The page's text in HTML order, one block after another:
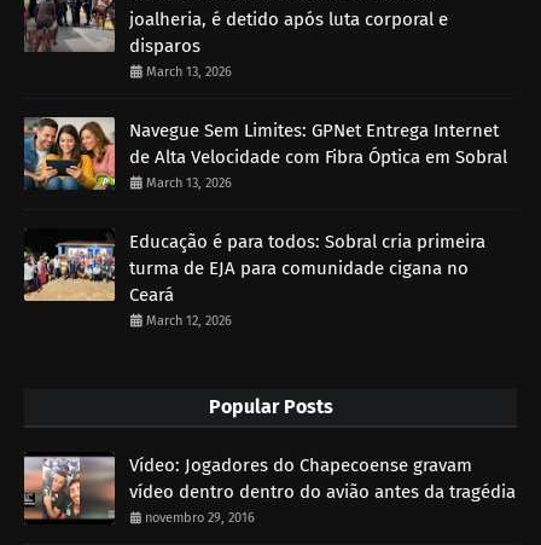
joalheria, é detido após luta corporal e
disparos
March 13, 2026
Navegue Sem Limites: GPNet Entrega Internet
de Alta Velocidade com Fibra Óptica em Sobral
March 13, 2026
Educação é para todos: Sobral cria primeira
turma de EJA para comunidade cigana no
Ceará
March 12, 2026
Popular Posts
Vídeo: Jogadores do Chapecoense gravam
vídeo dentro dentro do avião antes da tragédia
novembro 29, 2016